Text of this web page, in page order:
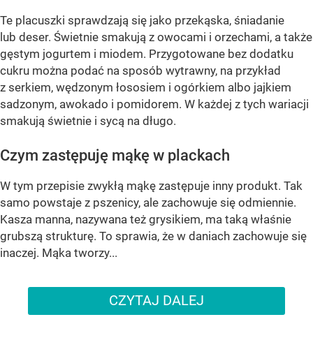
Te placuszki sprawdzają się jako przekąska, śniadanie
lub deser. Świetnie smakują z owocami i orzechami, a także
gęstym jogurtem i miodem. Przygotowane bez dodatku
cukru można podać na sposób wytrawny, na przykład
z serkiem, wędzonym łososiem i ogórkiem albo jajkiem
sadzonym, awokado i pomidorem. W każdej z tych wariacji
smakują świetnie i sycą na długo.
Czym zastępuję mąkę w plackach
W tym przepisie zwykłą mąkę zastępuje inny produkt. Tak
samo powstaje z pszenicy, ale zachowuje się odmiennie.
Kasza manna, nazywana też grysikiem, ma taką właśnie
grubszą strukturę. To sprawia, że w daniach zachowuje się
inaczej. Mąka tworzy...
CZYTAJ DALEJ